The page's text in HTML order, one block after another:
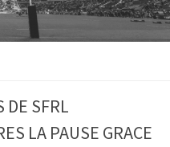
DE SFRL
LA PAUSE GRACE